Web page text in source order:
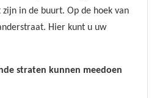
in de buurt. Op de hoek van
Hier kunt u uw
straten kunnen meedoen